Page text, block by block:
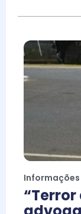
Informações
“Terror